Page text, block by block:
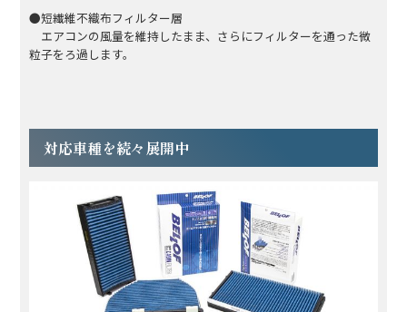
●短繊維不織布フィルター層
エアコンの風量を維持したまま、さらにフィルターを通った微
粒子をろ過します。
対応車種を続々展開中